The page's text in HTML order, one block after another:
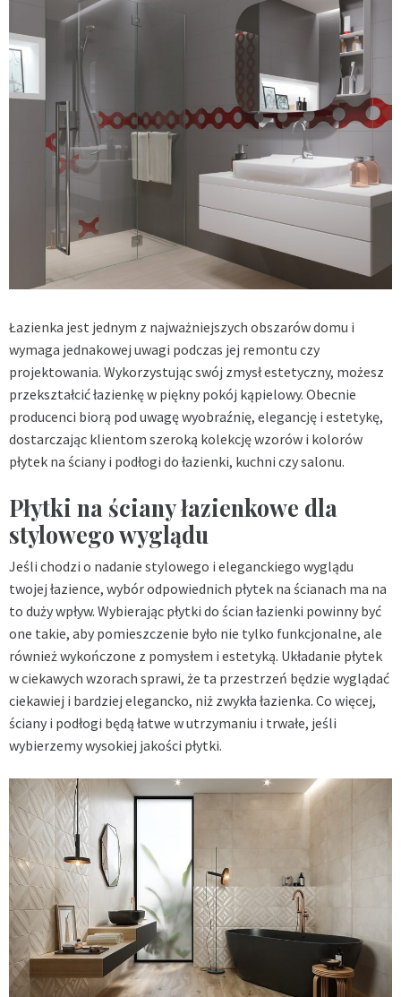
Łazienka jest jednym z najważniejszych obszarów domu i
wymaga jednakowej uwagi podczas jej remontu czy
projektowania. Wykorzystując swój zmysł estetyczny, możesz
przekształcić łazienkę w piękny pokój kąpielowy. Obecnie
producenci biorą pod uwagę wyobraźnię, elegancję i estetykę,
dostarczając klientom szeroką kolekcję wzorów i kolorów
płytek na ściany i podłogi do łazienki, kuchni czy salonu.
Płytki na ściany łazienkowe dla
stylowego wyglądu
Jeśli chodzi o nadanie stylowego i eleganckiego wyglądu
twojej łazience, wybór odpowiednich płytek na ścianach ma na
to duży wpływ. Wybierając płytki do ścian łazienki powinny być
one takie, aby pomieszczenie było nie tylko funkcjonalne, ale
również wykończone z pomysłem i estetyką. Układanie płytek
w ciekawych wzorach sprawi, że ta przestrzeń będzie wyglądać
ciekawiej i bardziej elegancko, niż zwykła łazienka. Co więcej,
ściany i podłogi będą łatwe w utrzymaniu i trwałe, jeśli
wybierzemy wysokiej jakości płytki.